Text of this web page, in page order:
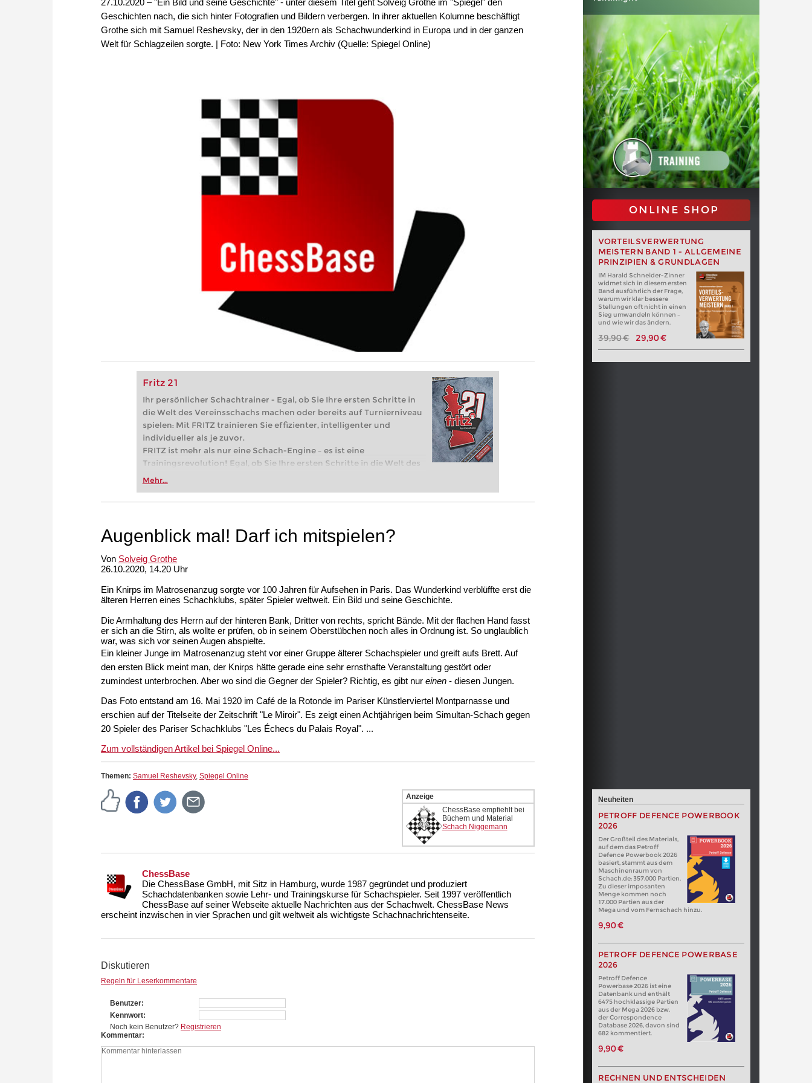
Geschichten nach, die sich hinter Fotografien und Bildern verbergen. In ihrer aktuellen Kolumne beschäftigt
Grothe sich mit Samuel Reshevsky, der in den 1920ern als Schachwunderkind in Europa und in der ganzen
Welt für Schlagzeilen sorgte. | Foto: New York Times Archiv (Quelle: Spiegel Online)
Fritz 21
Ihr persönlicher Schachtrainer - Egal, ob Sie Ihre ersten Schritte in
die Welt des Vereinsschachs machen oder bereits auf Turnierniveau
spielen: Mit FRITZ trainieren Sie effizienter, intelligenter und
individueller als je zuvor.
FRITZ ist mehr als nur eine Schach-Engine – es ist eine
Trainingsrevolution! Egal, ob Sie Ihre ersten Schritte in die Welt des
Vereinsschachs machen oder bereits auf Turnierniveau spielen: Mit
zuvor.
Mehr...
ONLINE SHOP
VORTEILSVERWERTUNG
MEISTERN BAND 1 - ALLGEMEINE
PRINZIPIEN & GRUNDLAGEN
IM Harald Schneider-Zinner
widmet sich in diesem ersten
Band ausführlich der Frage,
warum wir klar bessere
Stellungen oft nicht in einen
Sieg umwandeln können –
und wie wir das ändern.
39,90 € 29,90 €
Augenblick mal! Darf ich mitspielen?
Von Solveig Grothe
26.10.2020, 14.20 Uhr
Ein Knirps im Matrosenanzug sorgte vor 100 Jahren für Aufsehen in Paris. Das Wunderkind verblüffte erst die
älteren Herren eines Schachklubs, später Spieler weltweit. Ein Bild und seine Geschichte.
Die Armhaltung des Herrn auf der hinteren Bank, Dritter von rechts, spricht Bände. Mit der flachen Hand fasst
er sich an die Stirn, als wollte er prüfen, ob in seinem Oberstübchen noch alles in Ordnung ist. So unglaublich
war, was sich vor seinen Augen abspielte.
Ein kleiner Junge im Matrosenanzug steht vor einer Gruppe älterer Schachspieler und greift aufs Brett. Auf
den ersten Blick meint man, der Knirps hätte gerade eine sehr ernsthafte Veranstaltung gestört oder
zumindest unterbrochen. Aber wo sind die Gegner der Spieler? Richtig, es gibt nur einen - diesen Jungen.
Das Foto entstand am 16. Mai 1920 im Café de la Rotonde im Pariser Künstlerviertel Montparnasse und
erschien auf der Titelseite der Zeitschrift "Le Miroir". Es zeigt einen Achtjährigen beim Simultan-Schach gegen
20 Spieler des Pariser Schachklubs "Les Échecs du Palais Royal". ...
Zum vollständigen Artikel bei Spiegel Online...
Themen: Samuel Reshevsky, Spiegel Online
Anzeige
ChessBase empfiehlt bei
Büchern und Material
Schach Niggemann
ChessBase
Die ChessBase GmbH, mit Sitz in Hamburg, wurde 1987 gegründet und produziert
Schachdatenbanken sowie Lehr- und Trainingskurse für Schachspieler. Seit 1997 veröffentlich
ChessBase auf seiner Webseite aktuelle Nachrichten aus der Schachwelt. ChessBase News
erscheint inzwischen in vier Sprachen und gilt weltweit als wichtigste Schachnachrichtenseite.
Diskutieren
Regeln für Leserkommentare
Benutzer
Kennwort
Noch kein Benutzer? Registrieren
Kommentar
Neuheiten
PETROFF DEFENCE POWERBOOK
2026
Der Großteil des Materials,
auf dem das Petroff
Defence Powerbook 2026
basiert, stammt aus dem
Maschinenraum von
Schach.de: 357.000 Partien.
Zu dieser imposanten
Menge kommen noch
17.000 Partien aus der
Mega und vom Fernschach hinzu.
9,90 €
PETROFF DEFENCE POWERBASE
2026
Petroff Defence
Powerbase 2026 ist eine
Datenbank und enthält
6475 hochklassige Partien
aus der Mega 2026 bzw.
der Correspondence
Database 2026, davon sind
682 kommentiert.
9,90 €
RECHNEN UND ENTSCHEIDEN